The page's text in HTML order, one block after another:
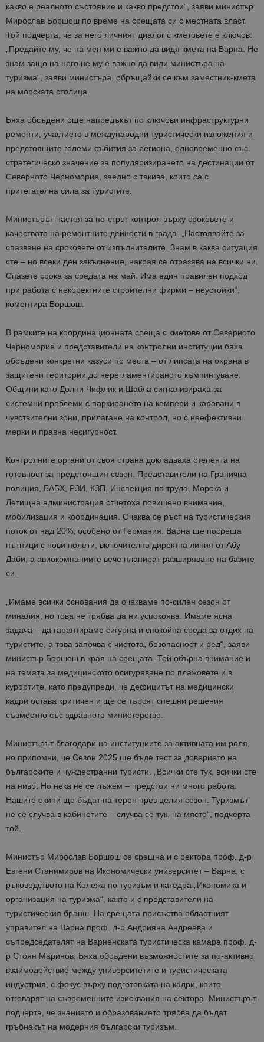
какво е реалното състояние и какво предстои“, заяви министър
Мирослав Боршош по време на срещата си с местната власт.
Той подчерта, че за него личният диалог с кметовете е ключов:
„Предайте му, че на мен ми е важно да видя кмета на Варна. Не
знам защо на него не му е важно да види министъра на
туризма“, заяви министъра, обръщайки се към заместник-кмета
на морската столица.
Бяха обсъдени още напредъкът по ключови инфраструктурни
ремонти, участието в международни туристически изложения и
предстоящите големи събития за региона, едновременно със
стратегическо значение за популяризирането на дестинации от
Северното Черноморие, заедно с такива, които са с
притегателна сила за туристите.
Министърът настоя за по-строг контрол върху сроковете и
качеството на ремонтните дейности в града. „Настоявайте за
спазване на сроковете от изпълнителите. Знам в каква ситуация
сте – но всеки ден закъснение, накрая се отразява на всички ни.
Спазете срока за средата на май. Има един правилен подход
при работа с некоректните строителни фирми – неустойки“,
коментира Боршош.
В рамките на координационната среща с кметове от Северното
Черноморие и представители на контролни институции бяха
обсъдени конкретни казуси по места – от липсата на охрана в
защитени територии до нерегламентираното къмпингуване.
Общини като Долни Чифлик и Шабла сигнализираха за
системни проблеми с паркирането на кемпери и каравани в
чувствителни зони, прилагане на контрол, но с неефективни
мерки и правна несигурност.
Контролните органи от своя страна докладваха степента на
готовност за предстоящия сезон. Представители на Гранична
полиция, БАБХ, РЗИ, КЗП, Инспекция по труда, Морска и
Летищна администрация отчетоха повишено внимание,
мобилизация и координация. Очаква се ръст на туристическия
поток от над 20%, особено от Германия. Варна ще посреща
пътници с нови полети, включително директна линия от Абу
Даби, а авиокомпаниите вече планират разширяване на базите
си.
„Имаме всички основания да очакваме по-силен сезон от
миналия, но това не трябва да ни успокоява. Имаме ясна
задача – да гарантираме сигурна и спокойна среда за отдих на
туристите, а това започва с чистота, безопасност и ред“, заяви
министър Боршош в края на срещата. Той обърна внимание и
на темата за медицинското осигуряване по плажовете и в
курортите, като предупреди, че дефицитът на медицински
кадри остава критичен и ще се търсят спешни решения
съвместно със здравното министерство.
Министърът благодари на институциите за активната им роля,
но припомни, че Сезон 2025 ще бъде тест за доверието на
българските и чуждестранни туристи. „Всички сте тук, всички сте
на ниво. Но нека не се лъжем – предстои ни много работа.
Нашите екипи ще бъдат на терен през целия сезон. Туризмът
не се случва в кабинетите – случва се тук, на място“, подчерта
той.
Министър Мирослав Боршош се срещна и с ректора проф. д-р
Евгени Станимиров на Икономически университет – Варна, с
ръководството на Колежа по туризъм и катедра „Икономика и
организация на туризма“, както и с представители на
туристическия бранш. На срещата присъства областният
управител на Варна проф. д-р Андрияна Андреева и
съпредседателят на Варненската туристическа камара проф. д-
р Стоян Маринов. Бяха обсъдени възможностите за по-активно
взаимодействие между университетите и туристическата
индустрия, с фокус върху подготовката на кадри, които
отговарят на съвременните изисквания на сектора. Министърът
подчерта, че знанието и образованието трябва да бъдат
гръбнакът на модерния български туризъм.